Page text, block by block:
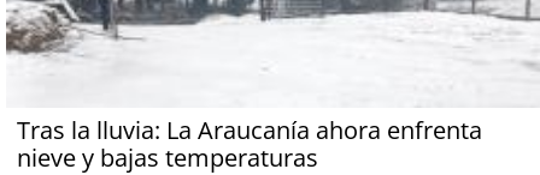
Tras la lluvia: La Araucanía ahora enfrenta
nieve y bajas temperaturas